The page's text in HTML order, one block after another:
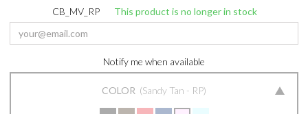
CB_MV_RP
This product is no longer in stock
Notify me when available
COLOR Sandy Tan - RP